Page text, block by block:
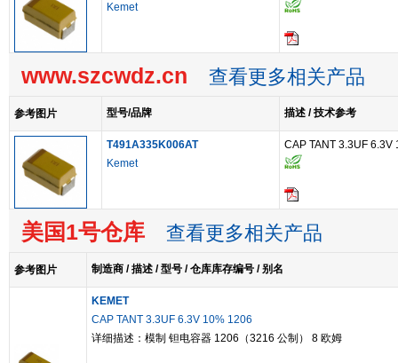
Kemet
www.szcwdz.cn 查看更多相关产品
参考图片 型号/品牌 描述 / 技术参考
T491A335K006AT
Kemet
CAP TANT 3.3UF 6.3V
美国1号仓库 查看更多相关产品
参考图片 制造商 / 描述 / 型号 / 仓库库存编号 / 别名
KEMET
CAP TANT 3.3UF 6.3V 10% 1206
详细描述：模制 钽电容器 1206（3216 公制） 8 欧姆